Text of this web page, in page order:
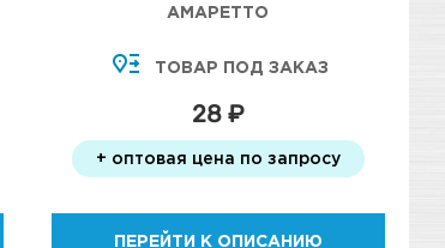
АМАРЕТТО
ТОВАР ПОД ЗАКАЗ
28 ₽
+ оптовая цена по запросу
ПЕРЕЙТИ К ОПИСАНИЮ